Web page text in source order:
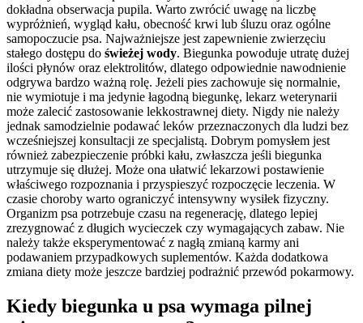
dokładna obserwacja pupila. Warto zwrócić uwagę na liczbę
wypróżnień, wygląd kału, obecność krwi lub śluzu oraz ogólne
samopoczucie psa. Najważniejsze jest zapewnienie zwierzęciu
stałego dostępu do świeżej wody. Biegunka powoduje utratę dużej
ilości płynów oraz elektrolitów, dlatego odpowiednie nawodnienie
odgrywa bardzo ważną rolę. Jeżeli pies zachowuje się normalnie,
nie wymiotuje i ma jedynie łagodną biegunkę, lekarz weterynarii
może zalecić zastosowanie lekkostrawnej diety. Nigdy nie należy
jednak samodzielnie podawać leków przeznaczonych dla ludzi bez
wcześniejszej konsultacji ze specjalistą. Dobrym pomysłem jest
również zabezpieczenie próbki kału, zwłaszcza jeśli biegunka
utrzymuje się dłużej. Może ona ułatwić lekarzowi postawienie
właściwego rozpoznania i przyspieszyć rozpoczęcie leczenia. W
czasie choroby warto ograniczyć intensywny wysiłek fizyczny.
Organizm psa potrzebuje czasu na regenerację, dlatego lepiej
zrezygnować z długich wycieczek czy wymagających zabaw. Nie
należy także eksperymentować z nagłą zmianą karmy ani
podawaniem przypadkowych suplementów. Każda dodatkowa
zmiana diety może jeszcze bardziej podrażnić przewód pokarmowy.
Kiedy biegunka u psa wymaga pilnej